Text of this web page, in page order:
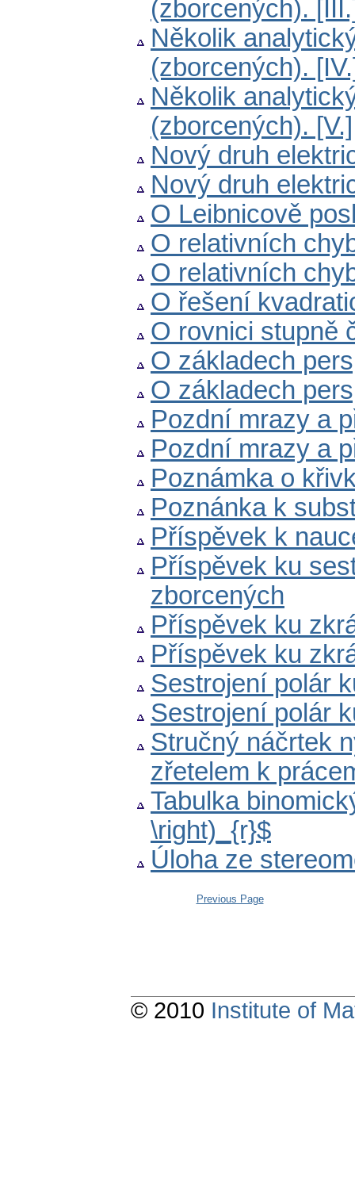
(zborcených).
Několik
(zborcených).
Několik
(zborcených). [V.]
Nový druh
Nový druh
O Leibnicově
O relativních
O relativních
O řešení
O rovnici stupně
O základech
O základech
Pozdní mrazy a
Pozdní mrazy a
Poznámka o
Poznánka k
Příspěvek k
Příspěvek ku
zborcených
Příspěvek ku
Příspěvek ku
Sestrojení polár
Sestrojení polár
Stručný náčrtek
zřetelem k
Tabulka
\right)_{r}$
Úloha ze
Previous Page
© 2010 Institute of